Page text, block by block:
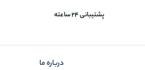
پشتیبانی 24 ساعته
درباره ما